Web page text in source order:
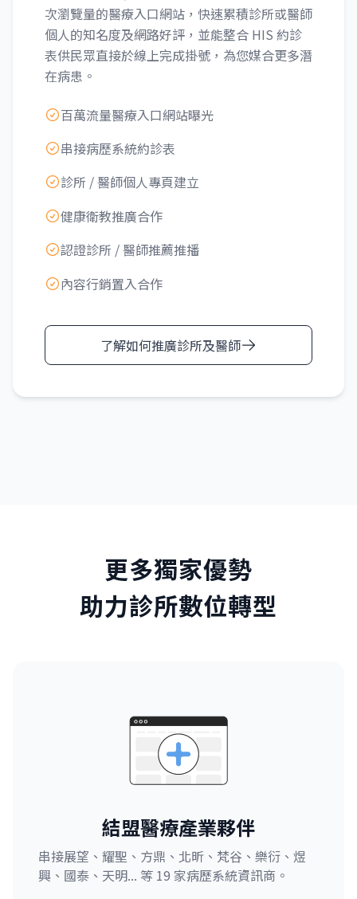
次瀏覽量的醫療入口網站，快速累積診所或醫師
個人的知名度及網路好評，並能整合 HIS 約診
表供民眾直接於線上完成掛號，為您媒合更多潛
在病患。
百萬流量醫療入口網站曝光
串接病歷系統約診表
診所 / 醫師個人專頁建立
健康衛教推廣合作
認證診所 / 醫師推薦推播
內容行銷置入合作
了解如何推廣診所及醫師
更多獨家優勢
助力診所數位轉型
結盟醫療產業夥伴
串接展望、耀聖、方鼎、北昕、梵谷、樂衍、煜
興、國泰、天明... 等 19 家病歷系統資訊商。